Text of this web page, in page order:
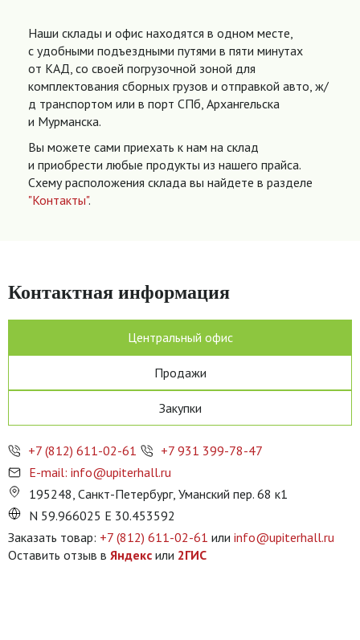
Наши склады и офис находятся в одном месте,
с удобными подъездными путями в пяти минутах
от КАД, со своей погрузочной зоной для
комплектования сборных грузов и отправкой авто, ж/
д транспортом или в порт СПб, Архангельска
и Мурманска.
Вы можете сами приехать к нам на склад
и приобрести любые продукты из нашего прайса.
Схему расположения склада вы найдете в разделе
"Контакты".
Контактная информация
Центральный офис
Продажи
Закупки
+7 (812) 611-02-61
+7 931 399-78-47
E-mail: info@upiterhall.ru
195248, Санкт-Петербург, Уманский пер. 68 к1
N 59.966025 E 30.453592
Заказать товар: +7 (812) 611-02-61 или info@upiterhall.ru
Оставить отзыв в Яндекс или 2ГИС